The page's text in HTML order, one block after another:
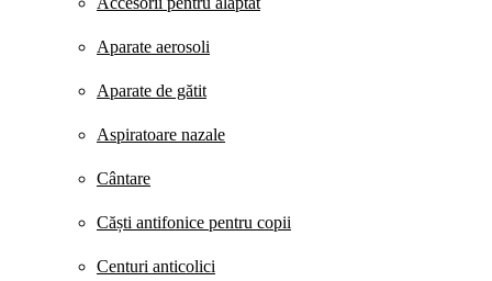
Aparate aerosoli
Aparate de gătit
Aspiratoare nazale
Cântare
Căști antifonice pentru copii
Centuri anticolici